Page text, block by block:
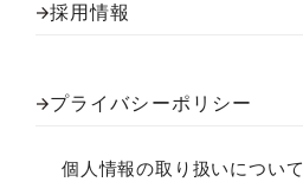
採用情報
プライバシーポリシー
個人情報の取り扱いについて